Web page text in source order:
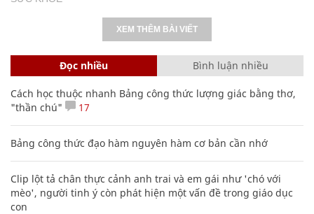
XEM THÊM BÀI VIẾT
Đọc nhiều Bình luận nhiều
Cách học thuộc nhanh Bảng công thức lượng giác bằng thơ,
"thần chú"
17
Bảng công thức đạo hàm nguyên hàm cơ bản cần nhớ
Clip lột tả chân thực cảnh anh trai và em gái như 'chó với
mèo', người tinh ý còn phát hiện một vấn đề trong giáo dục
con